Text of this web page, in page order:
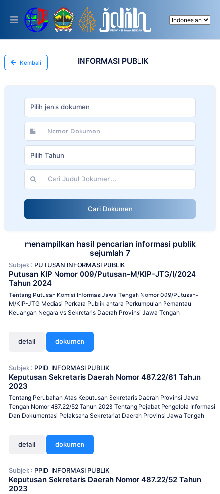
This
includes
accessibility
system.
Kembali INFORMASI PUBLIK
Pilih jenis dokumen
Pilih Tahun
Cari Dokumen
menampilkan hasil pencarian informasi publik
sejumlah 7
Subjek : PUTUSAN INFORMASI PUBLIK
Putusan KIP Nomor 009/Putusan-M/KIP-JTG/I/2024
Tahun 2024
Tentang Putusan Komisi InformasiJawa Tengah Nomor 009/Putusan-
M/KIP-JTG Mediasi Perkara Publik antara Perkumpulan Pemantau
Keuangan Negara vs Sekretaris Daerah Provinsi Jawa Tengah
detail dokumen
Subjek : PPID INFORMASI PUBLIK
Keputusan Sekretaris Daerah Nomor 487.22/61 Tahun
2023
Tentang Perubahan Atas Keputusan Sekretaris Daerah Provinsi Jawa
Tengah Nomor 487.22/52 Tahun 2023 Tentang Pejabat Pengelola Informasi
Dan Dokumentasi Pelaksana Sekretariat Daerah Provinsi Jawa Tengah
detail dokumen
Subjek : PPID INFORMASI PUBLIK
Keputusan Sekretaris Daerah Nomor 487.22/52 Tahun
2023